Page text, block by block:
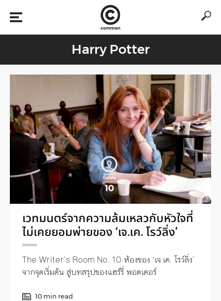
Harry Potter
เวทมนตร์จากความล้มเหลวกับหัวใจที่
ไม่เคยยอมพ่ายของ ‘เจ.เค. โรว์ลิ่ง’
The Writer’s Room No. 10 ห้องของ ‘เจ.เค. โรว์ลิ่ง’
จากจุดเริ่มต้น สู่บทสรุปของแฮร์รี่ พอตเตอร์
10 min read